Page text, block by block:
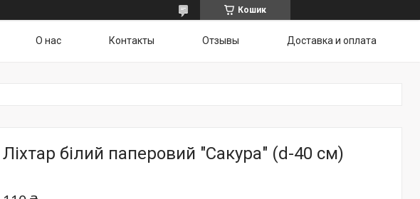
Кошик
О нас Контакты Отзывы Доставка и оплата
Ліхтар білий паперовий "Сакура" (d-40 см)